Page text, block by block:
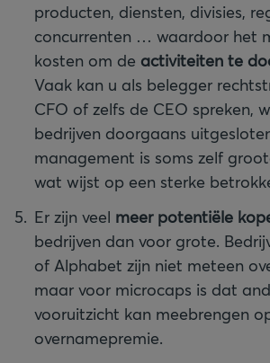
producten, diensten, divisies,
concurrenten … waardoor het
kosten om de activiteiten te
Vaak kan u als belegger
CFO of zelfs de CEO spreken,
bedrijven doorgaans
management is soms zelf
wat wijst op een sterke
Er zijn veel meer potentiële
bedrijven dan voor grote.
of Alphabet zijn niet meteen
maar voor microcaps is dat
vooruitzicht kan meebrengen
overnamepremie.